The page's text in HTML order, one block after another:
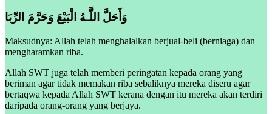
وَأَحَلَّ اللَّـهُ الْبَيْعَ وَحَرَّمَ الرِّبَا
Maksudnya: Allah telah menghalalkan berjual-beli (berniaga) dan
mengharamkan riba.
Allah SWT juga telah memberi peringatan kepada orang yang
beriman agar tidak memakan riba sebaliknya mereka diseru agar
bertaqwa kepada Allah SWT kerana dengan itu mereka akan terdiri
daripada orang-orang yang berjaya.